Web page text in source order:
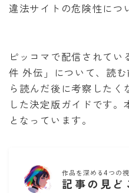
幼馴染コンプレックス
春の嵐とモンスター
違法サイトの危険性につ
ピッコマで配信されてい
件 外伝」について、読
ら読んだ後に考察した
した決定版ガイドです
となっています。
作品を深める4つの
記事の見ど